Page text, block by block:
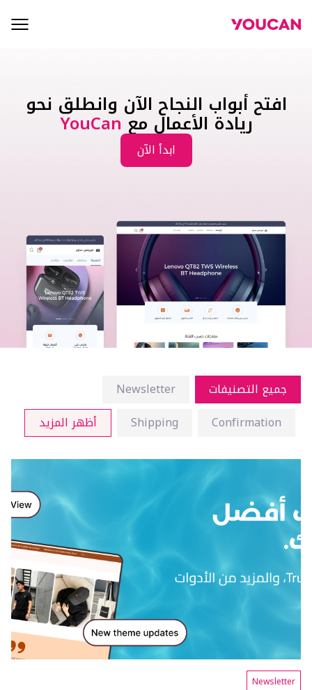
افتح أبواب النجاح الآن وانطلق نحو
ريادة الأعمال معYouCan
ابدأ الآن
جميع التصنيفات
Newsletter
Confirmation
Shipping أظهر المزيد
Newsletter